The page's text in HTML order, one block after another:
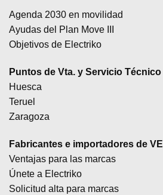
Agenda 2030 en movilidad
Ayudas del Plan Move III
Objetivos de Electriko
Puntos de Vta. y Servicio Técnico
Huesca
Teruel
Zaragoza
Fabricantes e importadores de VE
Ventajas para las marcas
Únete a Electriko
Solicitud alta para marcas